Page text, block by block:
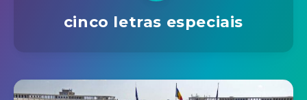
cinco letras especiais